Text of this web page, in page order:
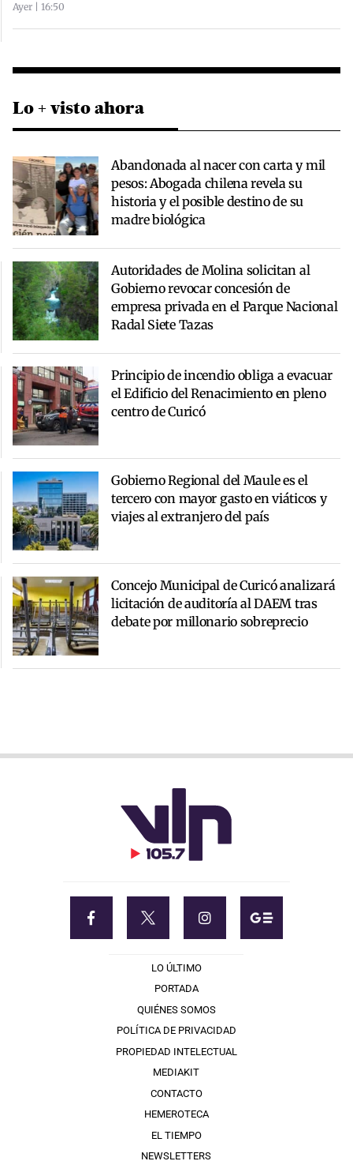
Ayer | 16:50
Lo + visto ahora
Abandonada al nacer con carta y mil
pesos: Abogada chilena revela su
historia y el posible destino de su
madre biológica
Autoridades de Molina solicitan al
Gobierno revocar concesión de
empresa privada en el Parque Nacional
Radal Siete Tazas
Principio de incendio obliga a evacuar
el Edificio del Renacimiento en pleno
centro de Curicó
Gobierno Regional del Maule es el
tercero con mayor gasto en viáticos y
viajes al extranjero del país
Concejo Municipal de Curicó analizará
licitación de auditoría al DAEM tras
debate por millonario sobreprecio
LO ÚLTIMO
PORTADA
QUIÉNES SOMOS
POLÍTICA DE PRIVACIDAD
PROPIEDAD INTELECTUAL
MEDIAKIT
CONTACTO
HEMEROTECA
EL TIEMPO
NEWSLETTERS